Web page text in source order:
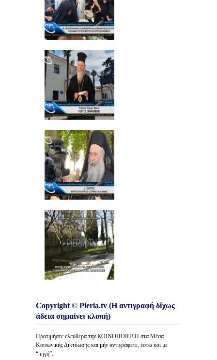
Copyright © Pieria.tv (Η αντιγραφή δίχως
άδεια σημαίνει κλοπή)
Προτιμήστε ελεύθερα την ΚΟΙΝΟΠΟΙΗΣΗ στα Μέσα
Κοινωνικής Δικτύωσης και μήν αντιγράφετε, έστω και με
“πηγή”.